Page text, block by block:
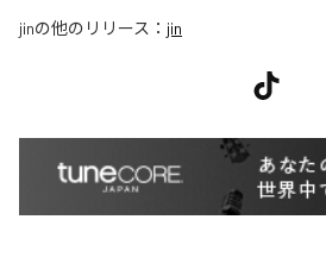
jinの他のリリース： jin